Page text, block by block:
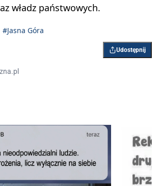
władz państwowych.
#Jasna Góra
Udostępnij